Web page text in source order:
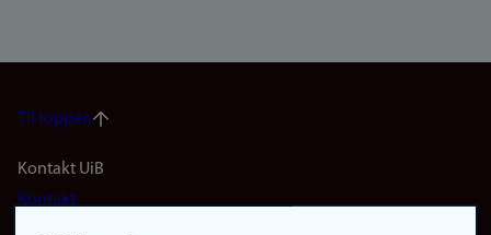
Til toppen
Footer
Kontakt UiB
Kontakt